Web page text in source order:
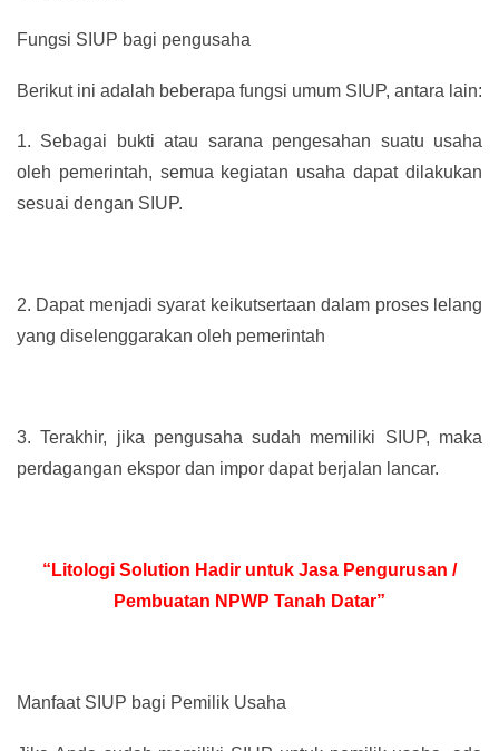
Fungsi SIUP bagi pengusaha
Berikut ini adalah beberapa fungsi umum SIUP, antara lain:
1. Sebagai bukti atau sarana pengesahan suatu usaha
oleh pemerintah, semua kegiatan usaha dapat dilakukan
sesuai dengan SIUP.
2. Dapat menjadi syarat keikutsertaan dalam proses lelang
yang diselenggarakan oleh pemerintah
3. Terakhir, jika pengusaha sudah memiliki SIUP, maka
perdagangan ekspor dan impor dapat berjalan lancar.
“Litologi Solution Hadir untuk Jasa Pengurusan /
Pembuatan NPWP Tanah Datar”
Manfaat SIUP bagi Pemilik Usaha